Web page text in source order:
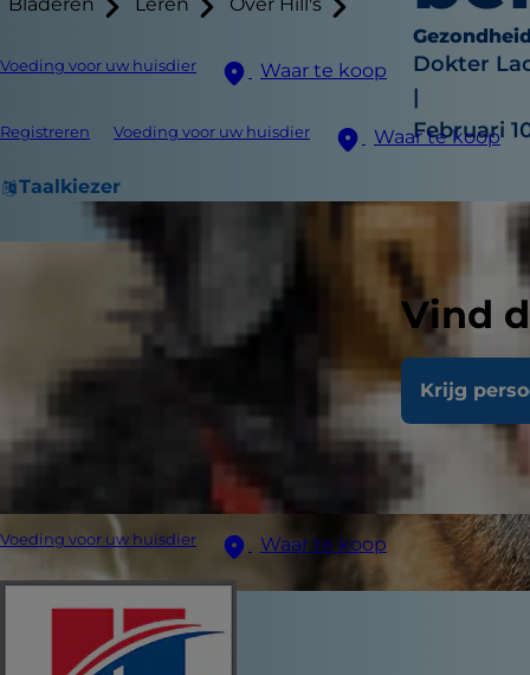
Bladeren Leren Over Hill's
Voeding voor uw huisdier Waar te koop
Registreren Voeding voor uw huisdier Waar te koop
Taalkiezer
Vind
Krijg
Voeding voor uw huisdier Waar te koop
Dokter
|
Februari